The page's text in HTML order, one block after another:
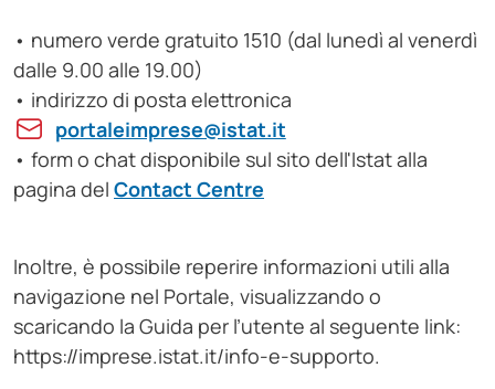
• numero verde gratuito 1510 (dal lunedì al venerdì
dalle 9.00 alle 19.00)
• indirizzo di posta elettronica
portaleimprese@istat.it
• form o chat disponibile sul sito dell'Istat alla
pagina del Contact Centre
Inoltre, è possibile reperire informazioni utili alla
navigazione nel Portale, visualizzando o
scaricando la Guida per l’utente al seguente link:
https://imprese.istat.it/info-e-supporto.